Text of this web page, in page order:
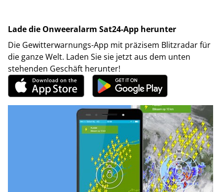
Lade die Onweeralarm Sat24-App herunter
Die Gewitterwarnungs-App mit präzisem Blitzradar für
die ganze Welt. Laden Sie sie jetzt aus dem unten
stehenden Geschäft herunter!